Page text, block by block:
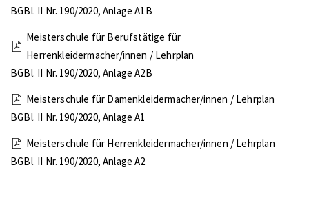
BGBl. II Nr. 190/2020, Anlage A1B
Meisterschule für Berufstätige für
Herrenkleidermacher/innen / Lehrplan
BGBl. II Nr. 190/2020, Anlage A2B
Meisterschule für Damenkleidermacher/innen / Lehrplan
BGBl. II Nr. 190/2020, Anlage A1
Meisterschule für Herrenkleidermacher/innen / Lehrplan
BGBl. II Nr. 190/2020, Anlage A2